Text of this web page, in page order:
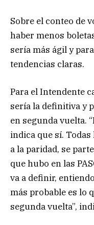
Sobre el conteo de
haber menos
sería más ágil y
tendencias claras.
Para el Intendente
sería la definitiva y
en segunda vuelta.
indica que sí.
a la paridad, se
que hubo en las
va a definir,
más probable es lo
segunda vuelta”,